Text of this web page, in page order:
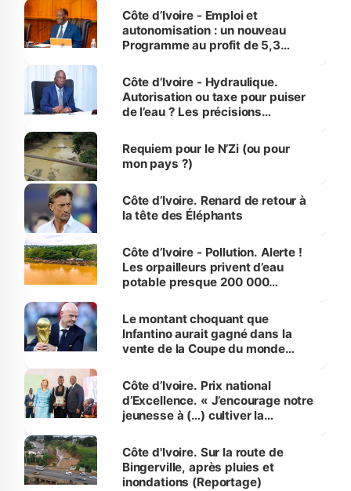
et Yamoussoukro
Côte d’Ivoire - Emploi et
autonomisation : un nouveau
Programme au profit de 5,3
Côte d’Ivoire - Hydraulique.
Autorisation ou taxe pour puiser
de l’eau ? Les précisions
Requiem pour le N’Zi (ou pour
mon pays ?)
Côte d’Ivoire. Renard de retour à
la tête des Éléphants
Côte d’Ivoire - Pollution. Alerte !
Les orpailleurs privent d’eau
potable presque 200 000
Le montant choquant que
Infantino aurait gagné dans la
vente de la Coupe du monde
Côte d’Ivoire. Prix national
d’Excellence. « J’encourage notre
jeunesse à (…) cultiver la
(Alassane Ouattara
Côte d'Ivoire. Sur la route de
Bingerville, après pluies et
inondations (Reportage)